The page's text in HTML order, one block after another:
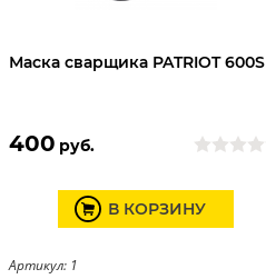
Маска сварщика PATRIOT 600S
400 руб.
В КОРЗИНУ
Артикул: 1